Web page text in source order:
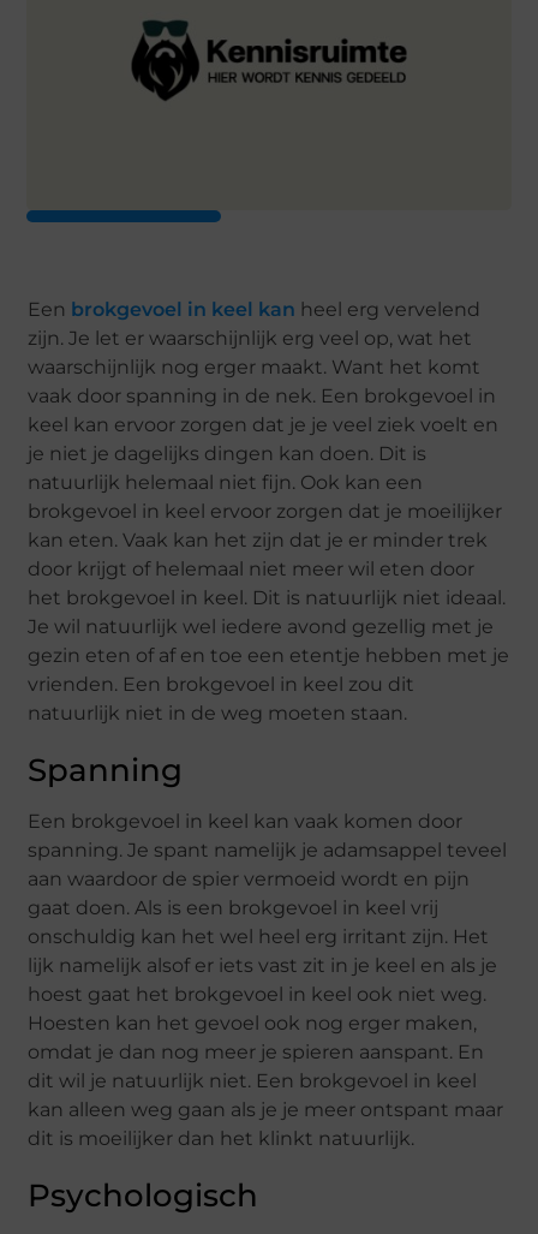
Een brokgevoel in keel kan heel erg vervelend
zijn. Je let er waarschijnlijk erg veel op, wat het
waarschijnlijk nog erger maakt. Want het komt
vaak door spanning in de nek. Een brokgevoel in
keel kan ervoor zorgen dat je je veel ziek voelt en
je niet je dagelijks dingen kan doen. Dit is
natuurlijk helemaal niet fijn. Ook kan een
brokgevoel in keel ervoor zorgen dat je moeilijker
kan eten. Vaak kan het zijn dat je er minder trek
door krijgt of helemaal niet meer wil eten door
het brokgevoel in keel. Dit is natuurlijk niet ideaal.
Je wil natuurlijk wel iedere avond gezellig met je
gezin eten of af en toe een etentje hebben met je
vrienden. Een brokgevoel in keel zou dit
natuurlijk niet in de weg moeten staan.
Spanning
Een brokgevoel in keel kan vaak komen door
spanning. Je spant namelijk je adamsappel teveel
aan waardoor de spier vermoeid wordt en pijn
gaat doen. Als is een brokgevoel in keel vrij
onschuldig kan het wel heel erg irritant zijn. Het
lijk namelijk alsof er iets vast zit in je keel en als je
hoest gaat het brokgevoel in keel ook niet weg.
Hoesten kan het gevoel ook nog erger maken,
omdat je dan nog meer je spieren aanspant. En
dit wil je natuurlijk niet. Een brokgevoel in keel
kan alleen weg gaan als je je meer ontspant maar
dit is moeilijker dan het klinkt natuurlijk.
Psychologisch